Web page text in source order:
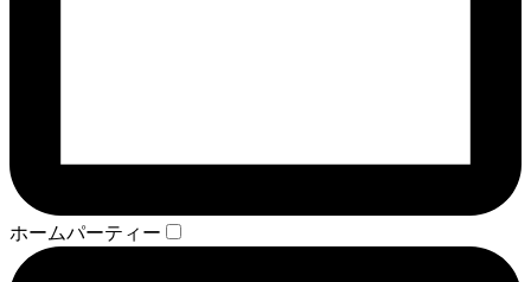
ホームパーティー